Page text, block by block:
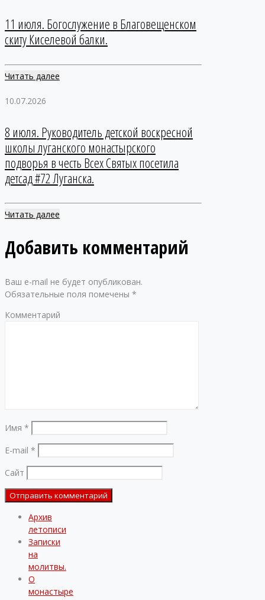
11 июля. Богослужение в Благовещенском
скиту Киселевой балки.
Читать далее
10.07.2026
8 июля. Руководитель детской воскресной
школы луганского монастырского
подворья в честь Всех Святых посетила
детсад #72 Луганска.
Читать далее
Добавить комментарий
Ваш e-mail не будет опубликован.
Обязательные поля помечены *
Комментарий
Имя *
E-mail *
Сайт
Архив
летописи
Записки
на
молитвы.
О
монастыре